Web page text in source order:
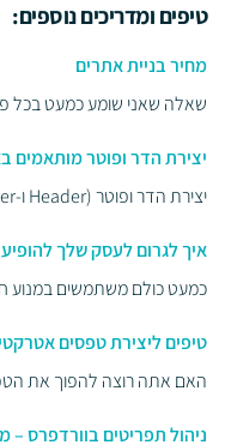
טיפים ומדריכים נוספים:
מחיר בניית אתרים
שאלה שאני שומע כמעט בכל
יצירת הדר ופוטר מותאמים
יצירת הדר ופוטר (Header ו-Footer) מותאמות
איך לגרום לעסק שלך להופיע
כמעט כולם משתמשים במנוע
טיפים ליצירת טפסים
האם אתה רוצה להפוך את
ניהול תפריטים בוורדפרס –